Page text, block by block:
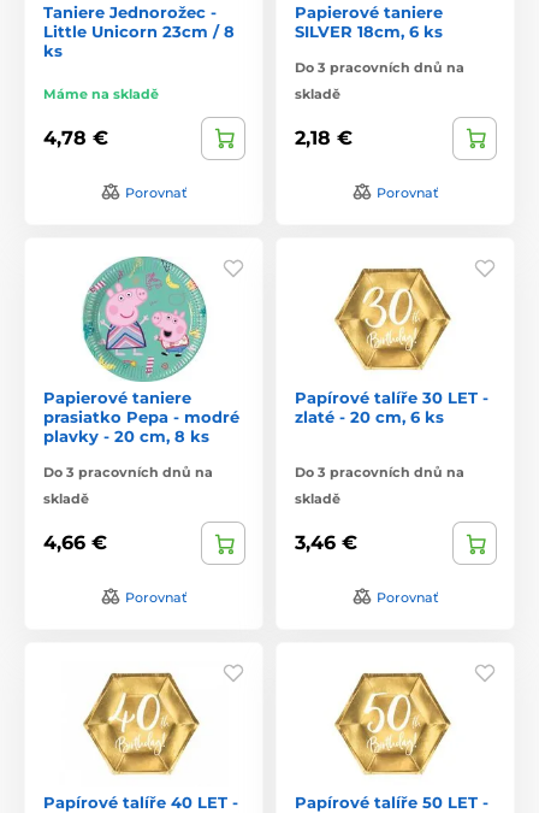
Taniere Jednorožec -
Little Unicorn 23cm / 8
ks
Máme na skladě
4,78 €
Porovnať
Papierové taniere
SILVER 18cm, 6 ks
Do 3 pracovních dnů na
skladě
2,18 €
Porovnať
Papierové taniere
prasiatko Pepa - modré
plavky - 20 cm, 8 ks
Do 3 pracovních dnů na
skladě
4,66 €
Porovnať
Papírové talíře 30 LET -
zlaté - 20 cm, 6 ks
Do 3 pracovních dnů na
skladě
3,46 €
Porovnať
Papírové talíře 40 LET -
Papírové talíře 50 LET -